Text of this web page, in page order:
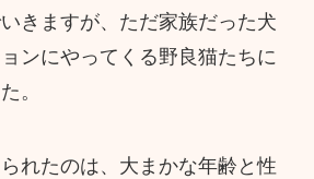
きますが、ただ家族だった犬
ンにやってくる野良猫たちに
。
れたのは、大まかな年齢と性